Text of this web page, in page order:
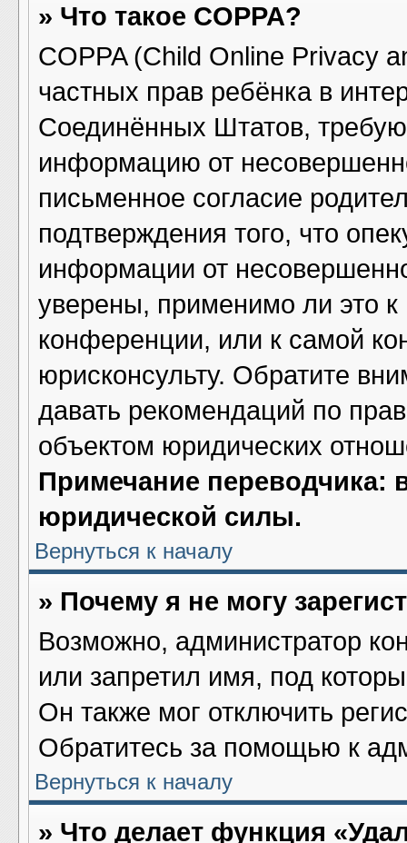
» Что такое COPPA?
COPPA (Child Online Privacy
частных прав ребёнка в
Соединённых Штатов,
информацию от
письменное согласие
подтверждения того, что
информации от
уверены, применимо ли это
конференции, или к самой
юрисконсульту. Обратите
давать рекомендаций по
объектом юридических
Примечание переводчика:
юридической силы.
Вернуться к началу
» Почему я не могу
Возможно, администратор
или запретил имя, под
Он также мог отключить
Обратитесь за помощью к
Вернуться к началу
» Что делает функция